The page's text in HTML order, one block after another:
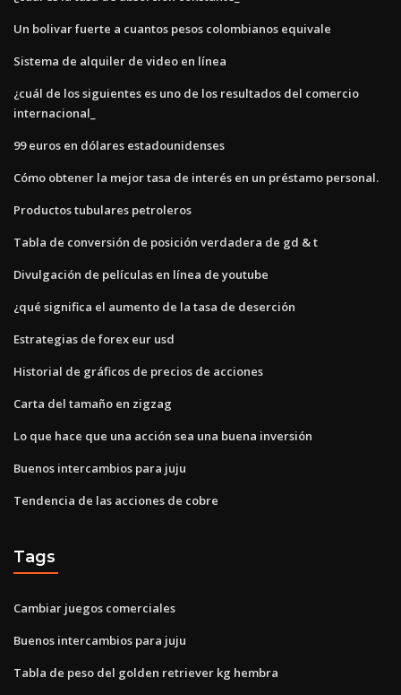
Un bolivar fuerte a cuantos pesos colombianos equivale
Sistema de alquiler de video en línea
¿cuál de los siguientes es uno de los resultados del comercio
internacional_
99 euros en dólares estadounidenses
Cómo obtener la mejor tasa de interés en un préstamo personal.
Productos tubulares petroleros
Tabla de conversión de posición verdadera de gd & t
Divulgación de películas en línea de youtube
¿qué significa el aumento de la tasa de deserción
Estrategias de forex eur usd
Historial de gráficos de precios de acciones
Carta del tamaño en zigzag
Lo que hace que una acción sea una buena inversión
Buenos intercambios para juju
Tendencia de las acciones de cobre
Tags
Cambiar juegos comerciales
Buenos intercambios para juju
Tabla de peso del golden retriever kg hembra